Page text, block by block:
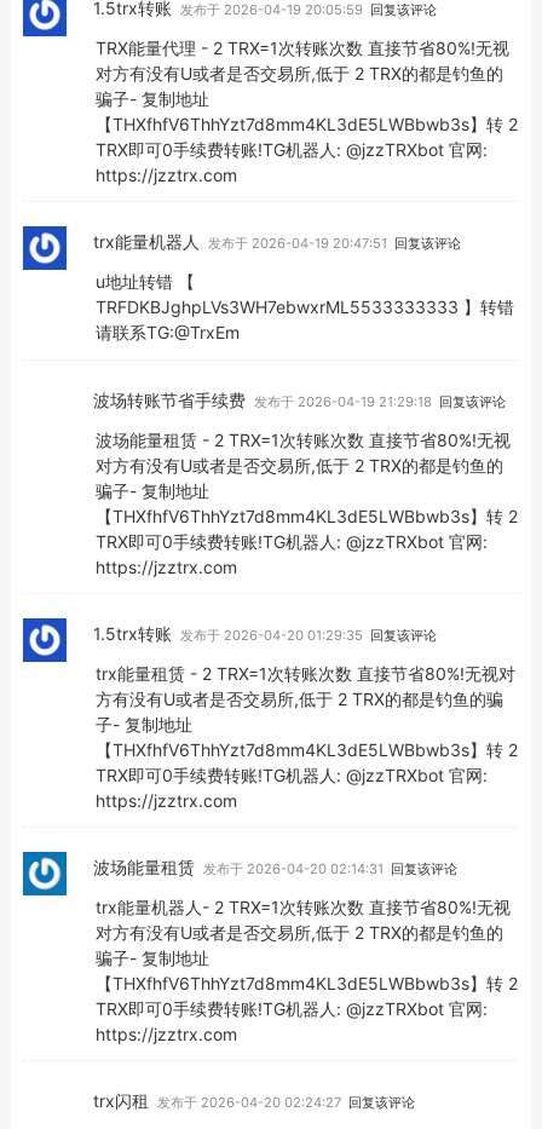
1.5trx转账 发布于 2026-04-19 20:05:59 回复该评论
TRX能量代理 - 2 TRX=1次转账次数 直接节省80%!无视
对方有没有U或者是否交易所,低于 2 TRX的都是钓鱼的
骗子- 复制地址
【THXfhfV6ThhYzt7d8mm4KL3dE5LWBbwb3s】转 2
TRX即可0手续费转账!TG机器人: @jzzTRXbot 官网:
https://jzztrx.com
trx能量机器人 发布于 2026-04-19 20:47:51 回复该评论
u地址转错 【
TRFDKBJghpLVs3WH7ebwxrML5533333333 】转错
请联系TG:@TrxEm
波场转账节省手续费 发布于 2026-04-19 21:29:18 回复该评论
波场能量租赁 - 2 TRX=1次转账次数 直接节省80%!无视
对方有没有U或者是否交易所,低于 2 TRX的都是钓鱼的
骗子- 复制地址
【THXfhfV6ThhYzt7d8mm4KL3dE5LWBbwb3s】转 2
TRX即可0手续费转账!TG机器人: @jzzTRXbot 官网:
https://jzztrx.com
1.5trx转账 发布于 2026-04-20 01:29:35 回复该评论
trx能量租赁 - 2 TRX=1次转账次数 直接节省80%!无视对
方有没有U或者是否交易所,低于 2 TRX的都是钓鱼的骗
子- 复制地址
【THXfhfV6ThhYzt7d8mm4KL3dE5LWBbwb3s】转 2
TRX即可0手续费转账!TG机器人: @jzzTRXbot 官网:
https://jzztrx.com
波场能量租赁 发布于 2026-04-20 02:14:31 回复该评论
trx能量机器人- 2 TRX=1次转账次数 直接节省80%!无视
对方有没有U或者是否交易所,低于 2 TRX的都是钓鱼的
骗子- 复制地址
【THXfhfV6ThhYzt7d8mm4KL3dE5LWBbwb3s】转 2
TRX即可0手续费转账!TG机器人: @jzzTRXbot 官网:
https://jzztrx.com
trx闪租 发布于 2026-04-20 02:24:27 回复该评论